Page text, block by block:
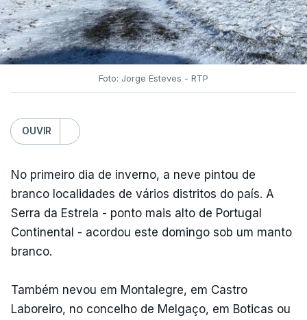
Foto: Jorge Esteves - RTP
OUVIR
No primeiro dia de inverno, a neve pintou de
branco localidades de vários distritos do país. A
Serra da Estrela - ponto mais alto de Portugal
Continental - acordou este domingo sob um manto
branco.
Também nevou em Montalegre, em Castro
Laboreiro, no concelho de Melgaço, em Boticas ou